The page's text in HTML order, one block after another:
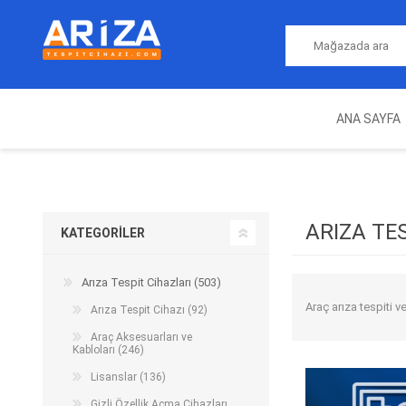
ANA SAYFA
CIHAZLARI
ARIZA
Araç arıza tespiti
KATEGORILER
Arıza Tespit Cihazları (503)
Arıza Tespit Cihazı (92)
Araç Aksesuarları ve
Kabloları (246)
Lisanslar (136)